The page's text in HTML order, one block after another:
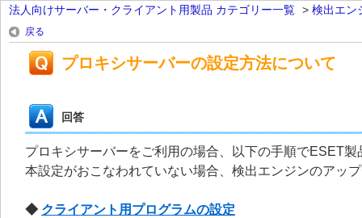
法人向けサーバー・クライアント用製品 カテゴリー一覧 > 検出エン
戻る
プロキシサーバーの設定方法について
回答
プロキシサーバーをご利用の場合、以下の手順でESET
本設定がおこなわれていない場合、検出エンジンのアッ
◆ クライアント用プログラムの設定